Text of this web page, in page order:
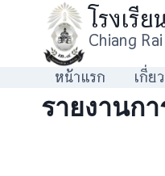
โรงเรี
Chiang
หน้าแรก เกี่ย
รายงานก